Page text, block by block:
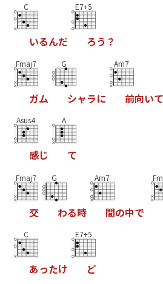
C
いるんだ
E7+5
ろう ？
Fmaj7
ガム
G
シャラに
Am7
前向いて
Asus4
感じ
A
て
Fmaj7
交
G
わる時
Am7
間の中で
C
あったけ
E7+5
ど